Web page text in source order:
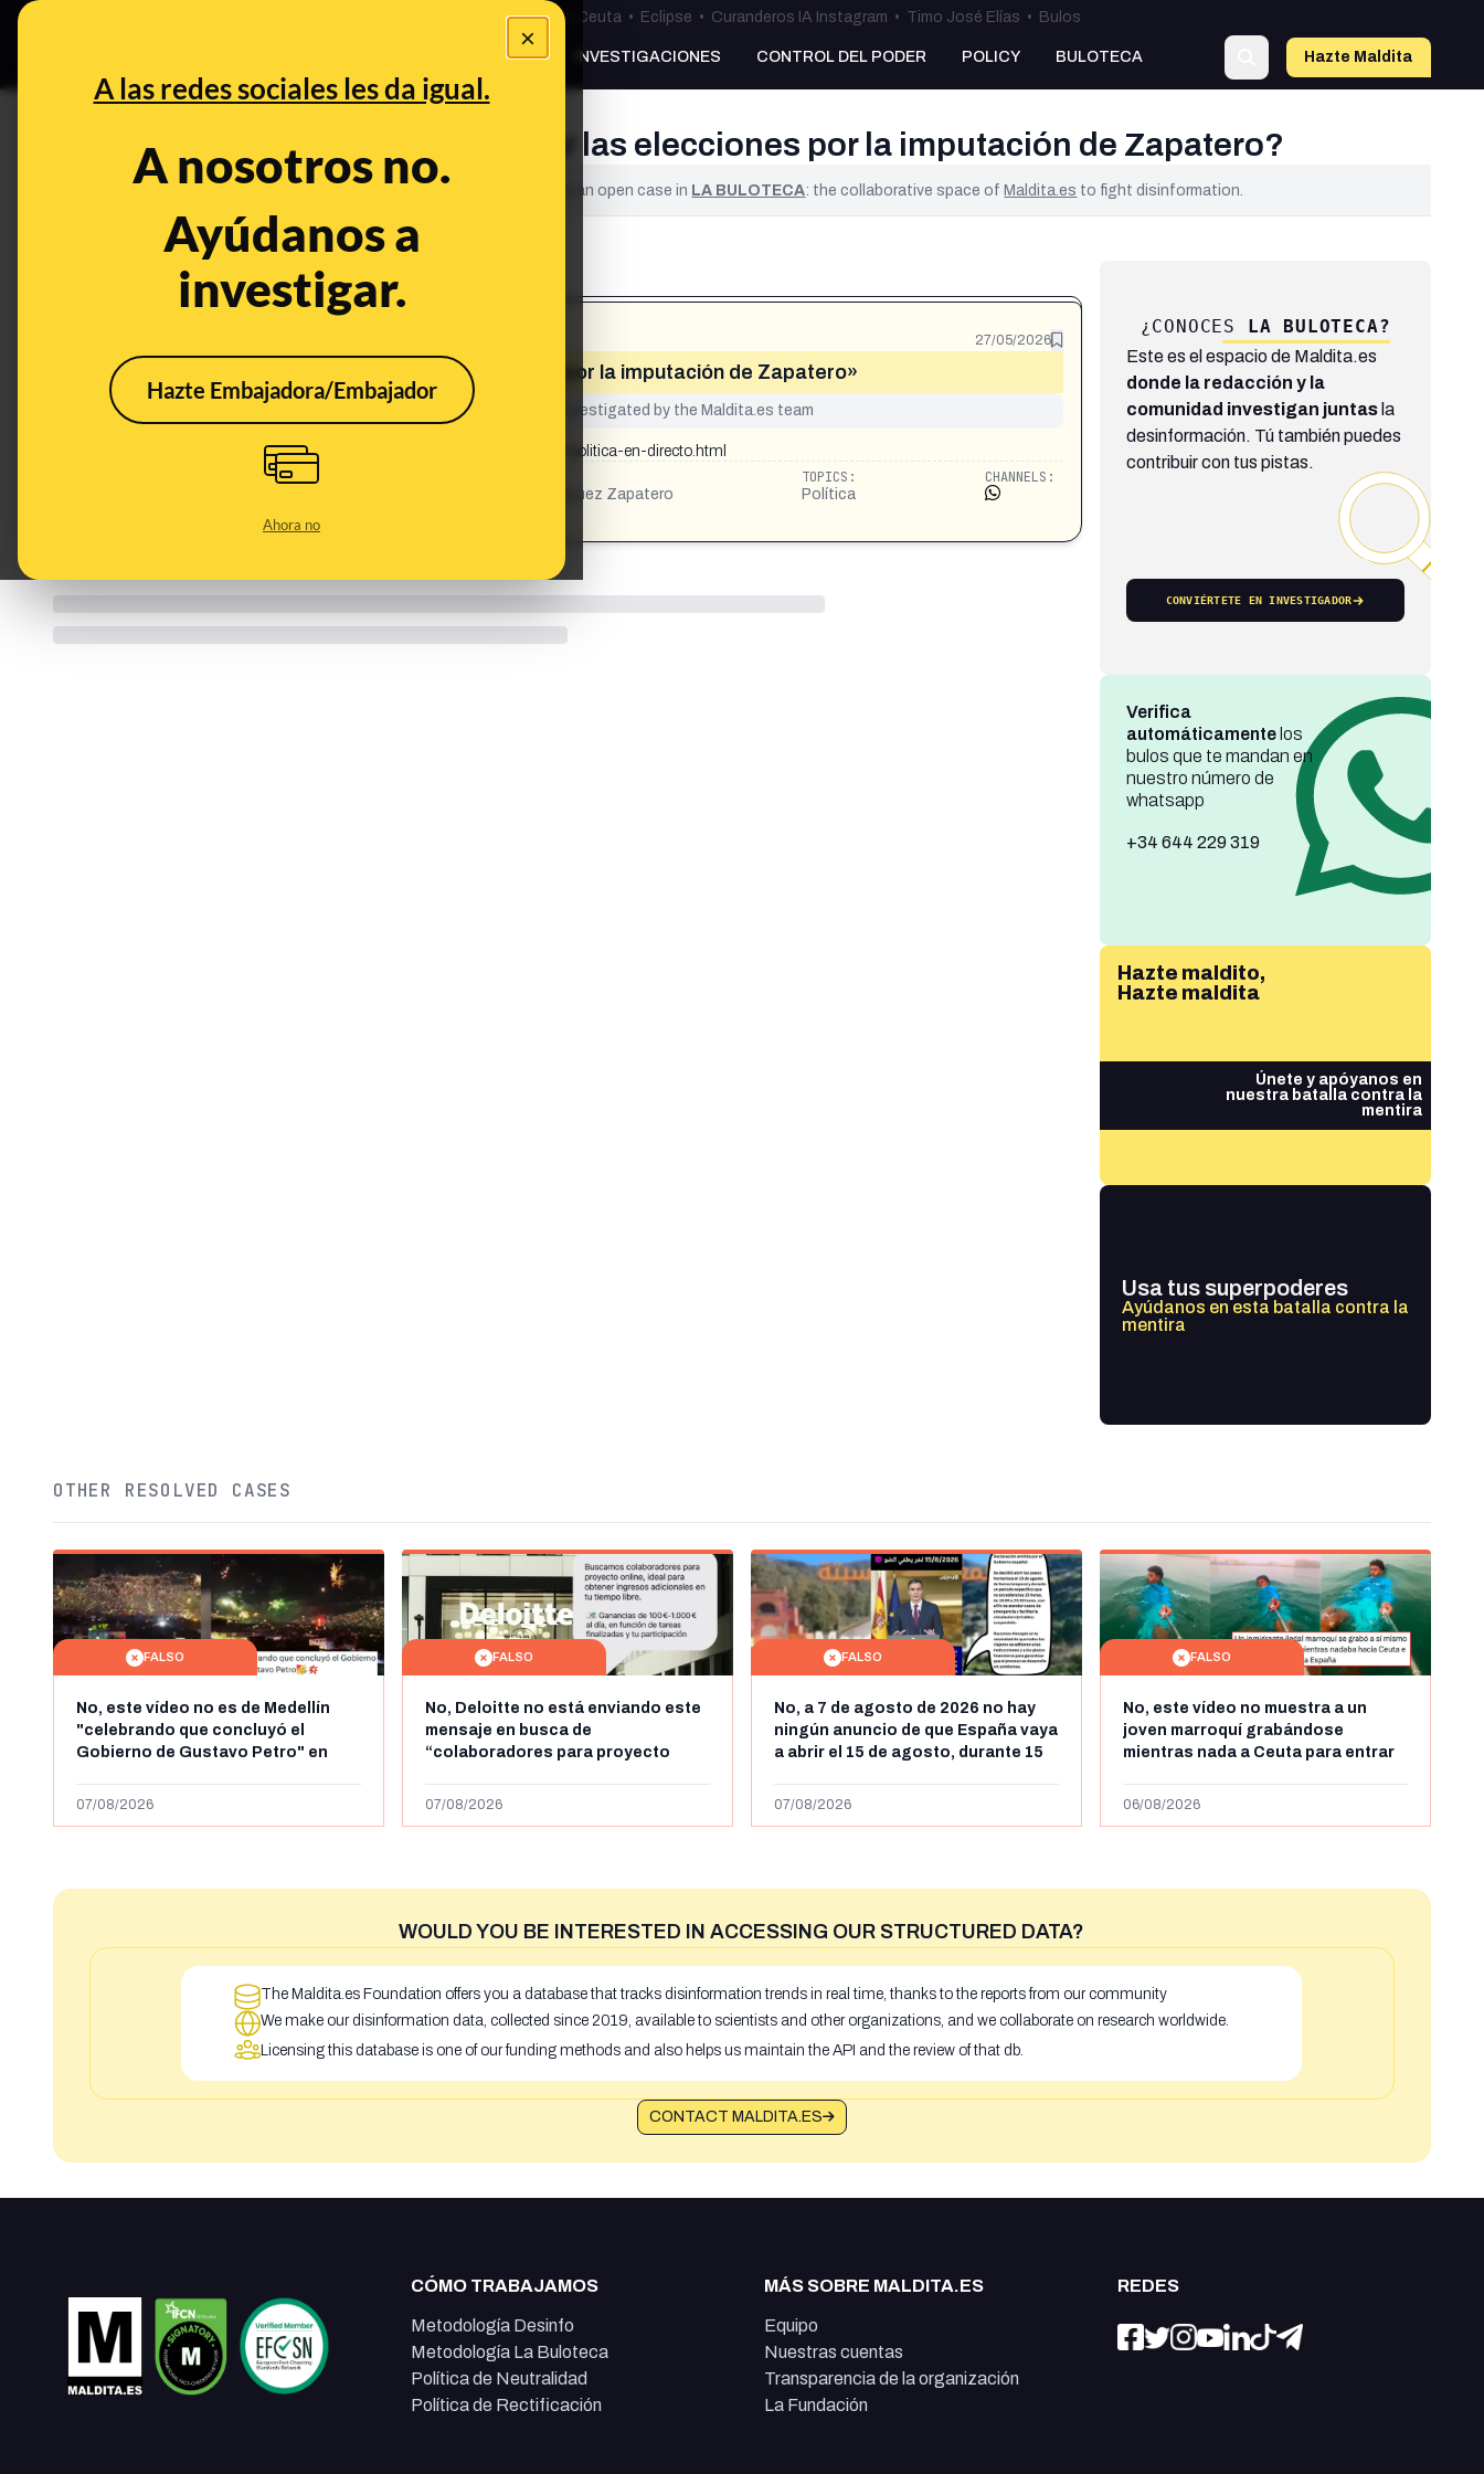
×
A las redes sociales les da igual.
A nosotros no.
Ayúdanos a
investigar.
Hazte Embajadora/Embajador
Ahora no
Especial Ceuta•Bulos Ceuta • Eclipse • Curanderos IA Instagram • Timo José Elías • Bulos
PREBUNKING INVESTIGACIONES CONTROL DEL PODER POLICY BULOTECA Hazte Maldita
¿Pedro Sánchez descarta avanzar las elecciones por la imputación de Zapatero?
This content has NOT yet been verified. It is an open case in LA BULOTECA: the collaborative space ofMaldita.es to fight disinformation.
27/05/2026
«Pedro Sánchez descarta avanzar las elecciones por la imputación de Zapatero»
This content has not yet been investigated by the Maldita.es team
https://elpais.com/espana/2026-05-27/ultima-hora-de-la-actualidad-politica-en-directo.html
elecciones · Pedro Sánchez · elecciones generales · José Luis Rodríguez Zapatero
TOPICS:
Política
CHANNELS:
¿CONOCES LA BULOTECA?
Este es el espacio de Maldita.es
donde la redacción y la
comunidad investigan juntasla
desinformación. Tú también puedes
contribuir con tus pistas.
CONVIÉRTETE EN INVESTIGADOR
Verifica
automáticamentelos
bulos que te mandan en
nuestro número de
whatsapp
+34 644 229 319
Hazte maldito,
Hazte maldita
Únete y apóyanos en
nuestra batalla contra la
mentira
Usa tus superpoderes
Ayúdanos en esta batalla contra la
mentira
OTHER RESOLVED CASES
FALSO
No, este vídeo no es de Medellín
"celebrando que concluyó el
Gobierno de Gustavo Petro" en
de 2024
07/08/2026
FALSO
No, Deloitte no está enviando este
mensaje en busca de
“colaboradores para proyecto
1.000 euros al día: es un timo
07/08/2026
FALSO
No, a 7 de agosto de 2026 no hay
ningún anuncio de que España vaya
a abrir el 15 de agosto, durante 15
y Ceuta
07/08/2026
FALSO
No, este vídeo no muestra a un
joven marroquí grabándose
mientras nada a Ceuta para entrar
más de 450km de Ceuta y el autor lo
06/08/2026
WOULD YOU BE INTERESTED IN ACCESSING OUR STRUCTURED DATA?
The Maldita.es Foundation offers you a database that tracks disinformation trends in real time, thanks to the reports from our community
We make our disinformation data, collected since 2019, available to scientists and other organizations, and we collaborate on research worldwide.
Licensing this database is one of our funding methods and also helps us maintain the API and the review of that db.
CONTACT MALDITA.ES
CÓMO TRABAJAMOS
Metodología Desinfo
Metodología La Buloteca
Política de Neutralidad
Política de Rectificación
MÁS SOBRE MALDITA.ES
Equipo
Nuestras cuentas
Transparencia de la organización
La Fundación
REDES